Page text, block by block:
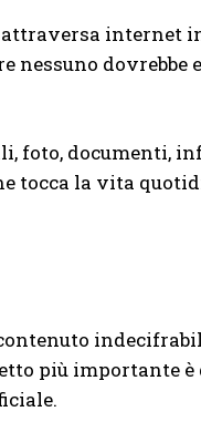
attraversa internet
nessuno dovrebbe
foto, documenti,
tocca la vita
più importante è